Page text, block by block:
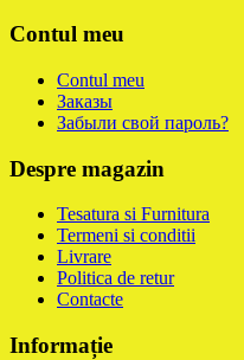
Contul meu
Contul meu
Заказы
Забыли свой пароль?
Despre magazin
Tesatura si Furnitura
Termeni si conditii
Livrare
Politica de retur
Contacte
Informație